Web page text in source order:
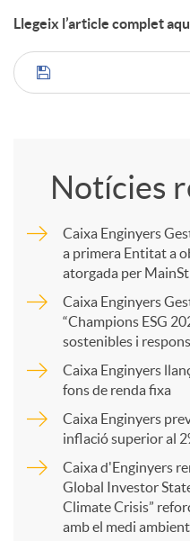
Llegeix l’article complet
C
m
r
Notícies
Caixa Enginyers
a primera Entitat a
atorgada per
Caixa Enginyers
“Champions ESG
sostenibles i
Caixa Enginyers
fons de renda fixa
Caixa Enginyers
inflació superior al
Caixa d'Enginyers
Global Investor
Climate Crisis”
amb el medi ambient